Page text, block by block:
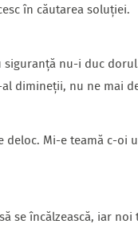
în căutarea soluției.
nu-i duc
dimineții, nu ne mai
deloc. Mi-e teamă c-
se încălzească, iar